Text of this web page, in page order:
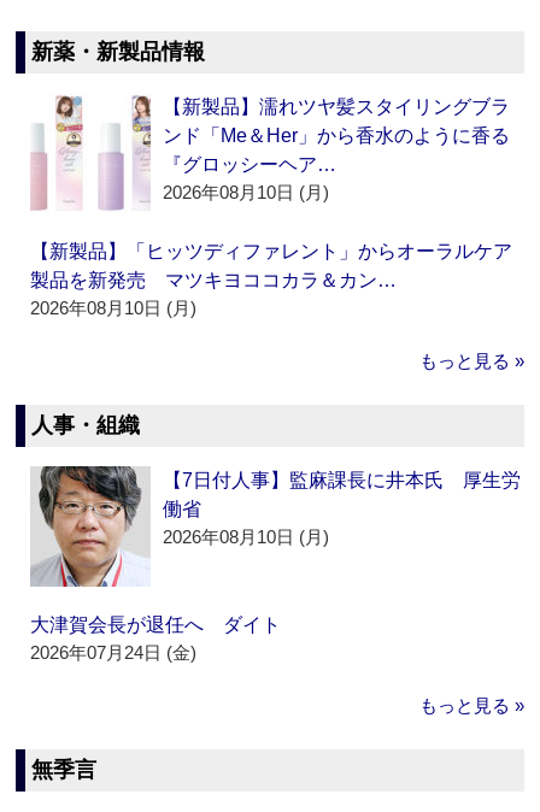
新薬・新製品情報
【新製品】濡れツヤ髪スタイリングブラ
ンド「Me＆Her」から香水のように香る
『グロッシーヘア…
2026年08月10日 (月)
【新製品】「ヒッツディファレント」からオーラルケア
製品を新発売 マツキヨココカラ＆カン…
2026年08月10日 (月)
もっと見る »
人事・組織
【7日付人事】監麻課長に井本氏 厚生労
働省
2026年08月10日 (月)
大津賀会長が退任へ ダイト
2026年07月24日 (金)
もっと見る »
無季言